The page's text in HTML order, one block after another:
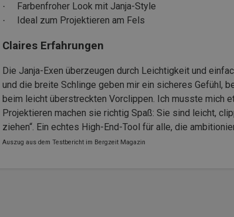
· Farbenfroher Look mit Janja-Style
· Ideal zum Projektieren am Fels
Claires Erfahrungen
Die Janja-Exen überzeugen durch Leichtigkeit und
und die breite Schlinge geben mir ein sicheres Gefühl,
beim leicht überstreckten Vorclippen. Ich musste mich
Projektieren machen sie richtig Spaß: Sie sind leicht,
ziehen“. Ein echtes High-End-Tool für alle, die
Auszug aus dem Testbericht im Bergzeit Magazin